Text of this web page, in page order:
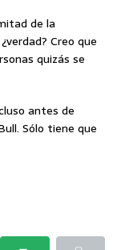
de la
Creo que
quizás se
antes de
Sólo tiene que